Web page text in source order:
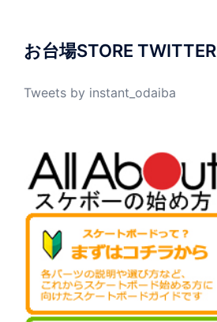
お台場STORE TWITTER
Tweets by instant_odaiba